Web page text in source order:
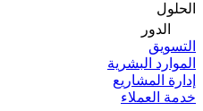
الحلول
الدور
التسويق
الموارد البشرية
إدارة المشاريع
خدمة العملاء